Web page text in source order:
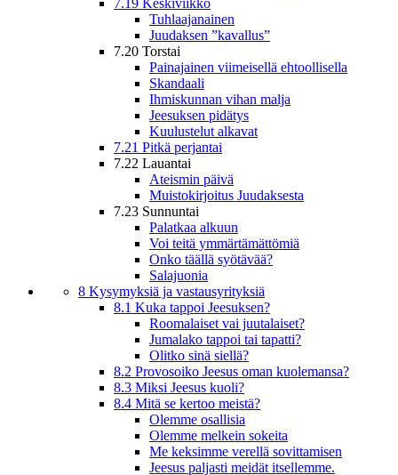
7.19 Keskiviikko
Tuhlaajanainen
Juudaksen ”kavallus”
7.20 Torstai
Painajainen viimeisellä ehtoollisella
Skandaali
Ihmiskunnan vihan malja
Jeesuksen pidätys
Kuulustelut alkavat
7.21 Pitkä perjantai
7.22 Lauantai
Ateismin päivä
Muistokirjoitus Juudaksesta
7.23 Sunnuntai
Palatkaa alkuun
Voi teitä ymmärtämättömiä
Onko täällä syötävää?
Salajuonia
8 Kysymyksiä ja vastausyrityksiä
8.1 Kuka tappoi Jeesuksen?
Roomalaiset vai juutalaiset?
Jumalako tappoi tai tapatti?
Olitko sinä siellä?
8.2 Provosoiko Jeesus oman kuolemansa?
8.3 Miksi Jeesus kuoli?
8.4 Mitä se kertoo meistä?
Olemme osallisia
Olemme melkein sokeita
Me keksimme verellä sovittamisen
Jeesus paljasti meidät itsellemme.